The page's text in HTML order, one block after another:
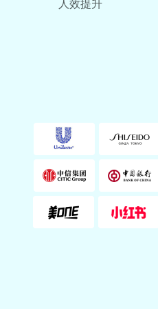
人效提升